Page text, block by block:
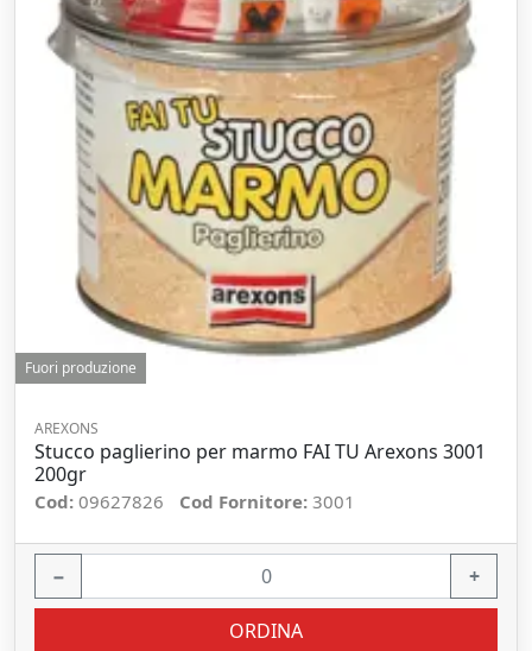
Fuori produzione
AREXONS
Stucco paglierino per marmo FAI TU Arexons 3001
200gr
Cod: 09627826 Cod Fornitore: 3001
− +
ORDINA